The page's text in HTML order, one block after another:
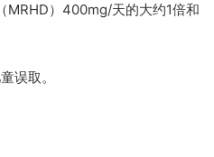
MRHD）400mg/天的大约1倍和
误取。